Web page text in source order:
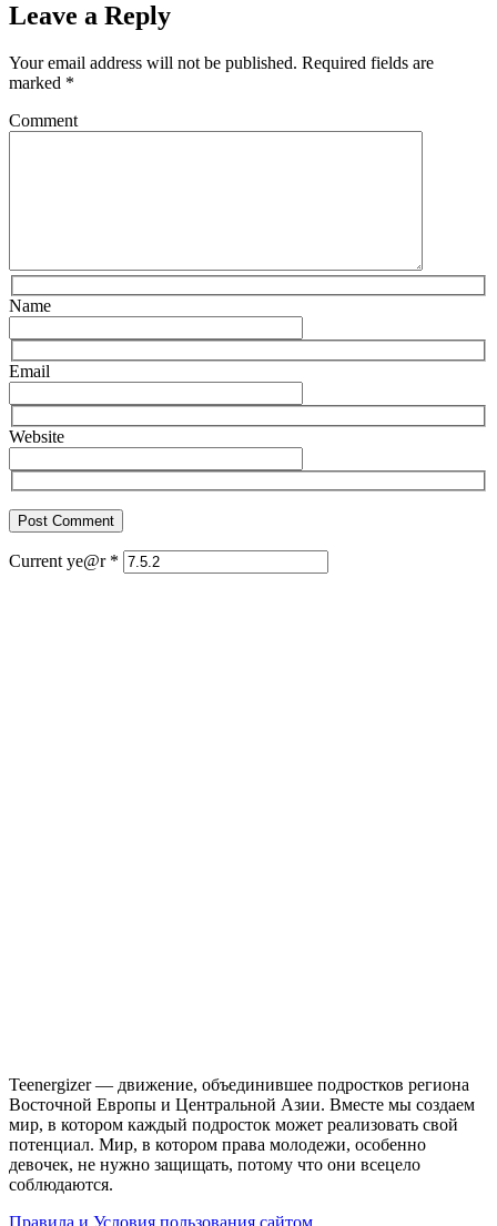
Leave a Reply
Your email address will not be published. Required fields are
marked *
Comment
Name
Email
Website
Current ye@r *
Teenergizer — движение, объединившее подростков региона
Восточной Европы и Центральной Азии. Вместе мы создаем
мир, в котором каждый подросток может реализовать свой
потенциал. Мир, в котором права молодежи, особенно
девочек, не нужно защищать, потому что они всецело
соблюдаются.